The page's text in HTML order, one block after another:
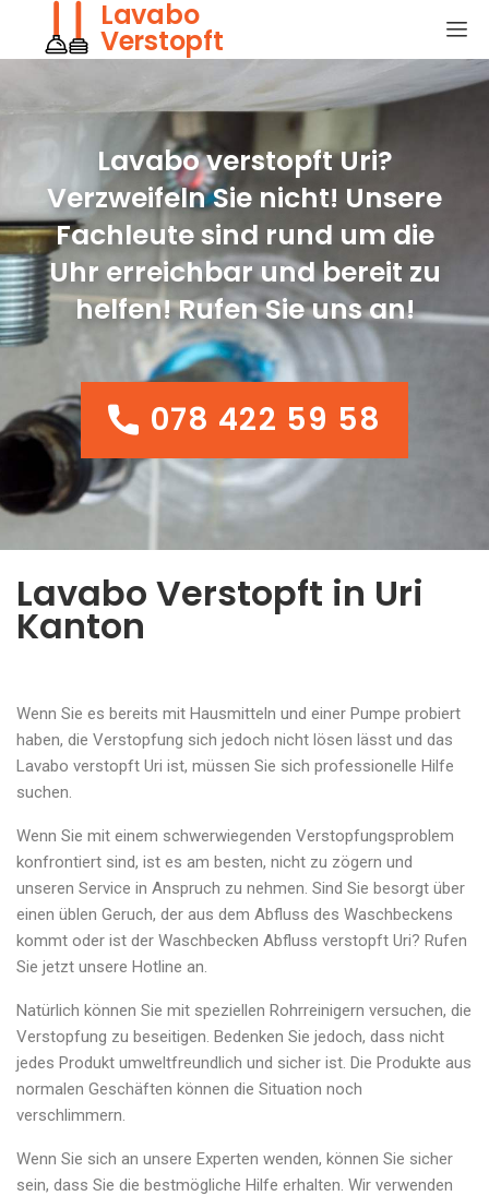
Lavabo
Verstopft
Lavabo verstopft Uri?
Verzweifeln Sie nicht! Unsere
Fachleute sind rund um die
Uhr erreichbar und bereit zu
helfen! Rufen Sie uns an!
078 422 59 58
078 422 59 58
Lavabo Verstopft in Uri
Kanton
Wenn Sie es bereits mit Hausmitteln und einer Pumpe probiert
haben, die Verstopfung sich jedoch nicht lösen lässt und das
Lavabo verstopft Uri ist, müssen Sie sich professionelle Hilfe
suchen.
Wenn Sie mit einem schwerwiegenden Verstopfungsproblem
konfrontiert sind, ist es am besten, nicht zu zögern und
unseren Service in Anspruch zu nehmen. Sind Sie besorgt über
einen üblen Geruch, der aus dem Abfluss des Waschbeckens
kommt oder ist der Waschbecken Abfluss verstopft Uri? Rufen
Sie jetzt unsere Hotline an.
Natürlich können Sie mit speziellen Rohrreinigern versuchen, die
Verstopfung zu beseitigen. Bedenken Sie jedoch, dass nicht
jedes Produkt umweltfreundlich und sicher ist. Die Produkte aus
normalen Geschäften können die Situation noch
verschlimmern.
Wenn Sie sich an unsere Experten wenden, können Sie sicher
sein, dass Sie die bestmögliche Hilfe erhalten. Wir verwenden